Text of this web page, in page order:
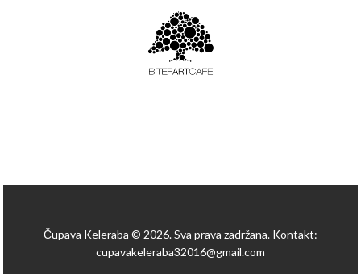
Čupava Keleraba © 2026. Sva prava zadržana. Kontakt:
cupavakeleraba32016@gmail.com